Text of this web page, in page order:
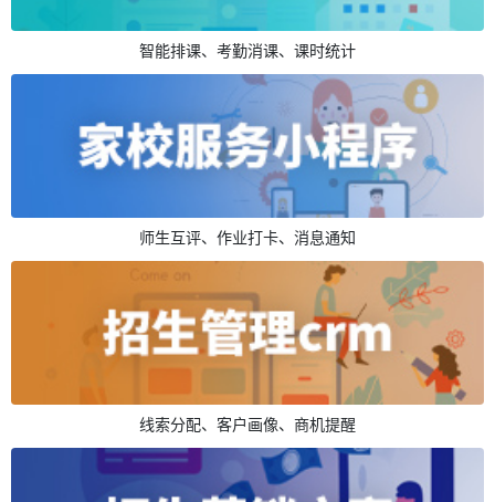
智能排课、考勤消课、课时统计
师生互评、作业打卡、消息通知
线索分配、客户画像、商机提醒